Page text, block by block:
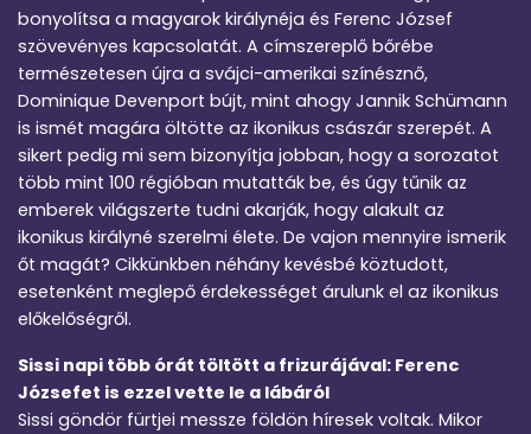
bonyolítsa a magyarok királynéja és Ferenc József
szövevényes kapcsolatát. A címszereplő bőrébe
természetesen újra a svájci-amerikai színésznő,
Dominique Devenport bújt, mint ahogy Jannik Schümann
is ismét magára öltötte az ikonikus császár szerepét. A
sikert pedig mi sem bizonyítja jobban, hogy a sorozatot
több mint 100 régióban mutatták be, és úgy tűnik az
emberek világszerte tudni akarják, hogy alakult az
ikonikus királyné szerelmi élete. De vajon mennyire ismerik
őt magát? Cikkünkben néhány kevésbé köztudott,
esetenként meglepő érdekességet árulunk el az ikonikus
előkelőségről.
Sissi napi több órát töltött a frizurájával: Ferenc
Józsefet is ezzel vette le a lábáról
Sissi göndör fürtjei messze földön híresek voltak. Mikor